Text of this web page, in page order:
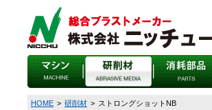
HOME > 研削材 > ストロングショットNB